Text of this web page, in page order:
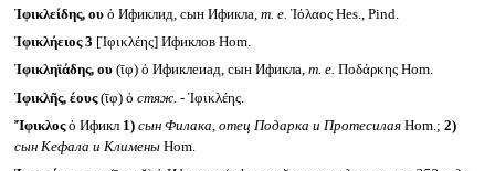
Ἰφικλείδης, ουὁ Ификлид, сын Ификла, т. е. Ἰόλαος Hes., Pind.
Ἰφικλήειος 3 [Ἰφικλέης] Ификлов Hom.
Ἰφικληϊάδης, ου(ῑφ) ὁ Ификлеиад, сын Ификла, т. е. Ποδάρκης Hom.
Ἰφικλῆς, έους(ῑφ) ὁ стяж. -Ἰφικλέης.
Ἴφικλοςὁ Ификл 1) сын Филака, отец Подарка и ПротесилаяHom.; 2)
сын Кефала и КлименыHom.